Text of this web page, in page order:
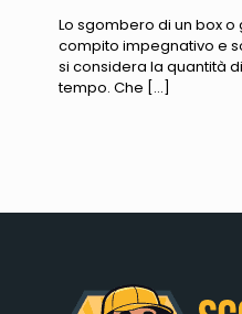
Lo sgombero di un box
compito impegnativo e
si considera la quantità
tempo. Che […]